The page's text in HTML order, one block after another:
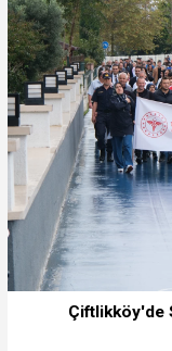
Çiftlikköy'de